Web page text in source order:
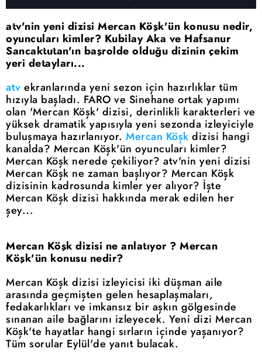
atv'nin yeni dizisi Mercan Köşk'ün konusu nedir,
oyuncuları kimler? Kubilay Aka ve Hafsanur
Sancaktutan'ın başrolde olduğu dizinin çekim
yeri detayları...
atv ekranlarında yeni sezon için hazırlıklar tüm
hızıyla başladı. FARO ve Sinehane ortak yapımı
olan 'Mercan Köşk' dizisi, derinlikli karakterleri ve
yüksek dramatik yapısıyla yeni sezonda izleyiciyle
buluşmaya hazırlanıyor. Mercan Köşk dizisi hangi
kanalda? Mercan Köşk'ün oyuncuları kimler?
Mercan Köşk nerede çekiliyor? atv'nin yeni dizisi
Mercan Köşk ne zaman başlıyor? Mercan Köşk
dizisinin kadrosunda kimler yer alıyor? İşte
Mercan Köşk dizisi hakkında merak edilen her
şey...
Mercan Köşk dizisi ne anlatıyor ? Mercan
Köşk'ün konusu nedir?
Mercan Köşk dizisi izleyicisi iki düşman aile
arasında geçmişten gelen hesaplaşmaları,
fedakarlıkları ve imkansız bir aşkın gölgesinde
sınanan aile bağlarını izleyecek. Yeni dizi Mercan
Köşk'te hayatlar hangi sırların içinde yaşanıyor?
Tüm sorular Eylül'de yanıt bulacak.